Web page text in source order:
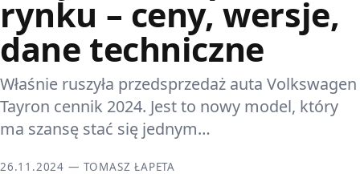
rynku – ceny, wersje,
dane techniczne
Właśnie ruszyła przedsprzedaż auta Volkswagen
Tayron cennik 2024. Jest to nowy model, który
ma szansę stać się jednym…
26.11.2024 — TOMASZ ŁAPETA